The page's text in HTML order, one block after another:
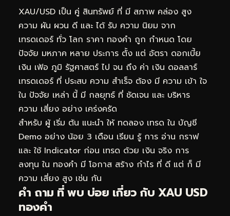
XAU/USD เป็น คู่ สินทรัพย์ ที่ มี สภาพ คล่อง สูง
ความ ผัน ผวน ดี และ ได้ รับ ความ นิยม จาก
เทรดเดอร์ ทั่ว โลก ราคา ทองคำ ถูก กำหนด โดย
ปัจจัย มหภาค หลาย ประการ ตั้ง แต่ อัตรา ดอกเบี้ย
เงิน เฟ้อ ภูมิ รัฐศาสตร์ ไป จน ถึง ค่า เงิน ดอลลาร์
เทรดเดอร์ ที่ ประสบ ความ สำเร็จ ต้อง มี ความ เข้า ใจ
ใน ปัจจัย เหล่า นี้ มี กลยุทธ์ ที่ ชัดเจน และ บริหาร
ความ เสี่ยง อย่าง เคร่งครัด
สำหรับ ผู้ เริ่ม ต้น แนะนำ ให้ ทดลอง เทรด ใน บัญชี
Demo อย่าง น้อย 3 เดือน เรียน รู้ การ อ่าน กราฟ
และ ใช้ Indicator ก่อน เทรด ด้วย เงิน จริง การ
ลงทุน ใน ทองคำ มี โอกาส สร้าง กำไร ที่ ดี แต่ ก็ มี
ความ เสี่ยง สูง เช่น กัน
คำ ถาม ที่ พบ บ่อย เกี่ยว กับ XAU USD
ทองคำ